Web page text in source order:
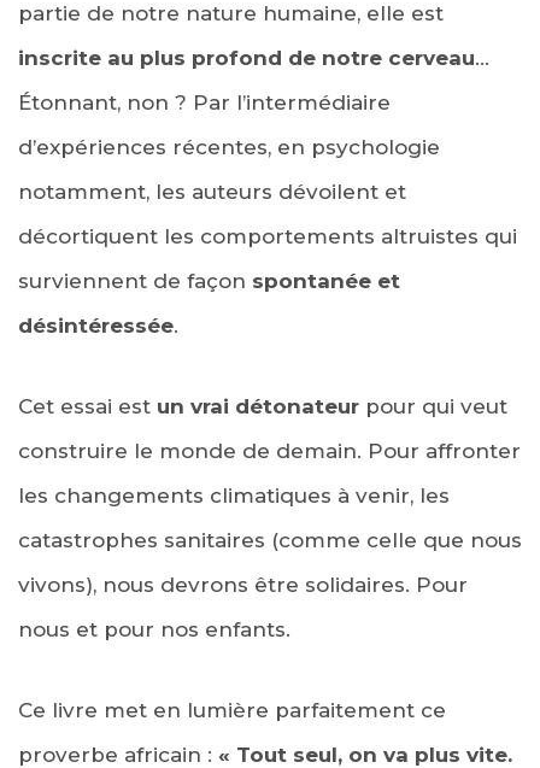
partie de notre nature humaine, elle est
inscrite au plus profond de notre cerveau…
Étonnant, non ? Par l’intermédiaire
d’expériences récentes, en psychologie
notamment, les auteurs dévoilent et
décortiquent les comportements altruistes qui
surviennent de façon spontanée et
désintéressée.
Cet essai est un vrai détonateur pour qui veut
construire le monde de demain. Pour affronter
les changements climatiques à venir, les
catastrophes sanitaires (comme celle que nous
vivons), nous devrons être solidaires. Pour
nous et pour nos enfants.
Ce livre met en lumière parfaitement ce
proverbe africain : « Tout seul, on va plus vite.